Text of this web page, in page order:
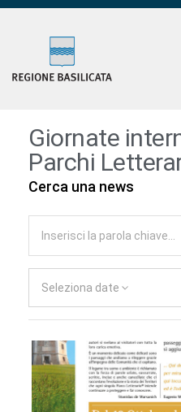
Giornate
Parchi
Cerca una news
Seleziona date